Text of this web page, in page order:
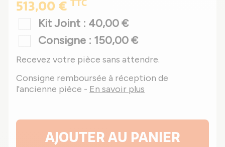
513,00 € TTC
Kit Joint : 40,00 €
Consigne : 150,00 €
Recevez votre pièce sans attendre.
Consigne remboursée à réception de
l'ancienne pièce - En savoir plus
AJOUTER AU PANIER